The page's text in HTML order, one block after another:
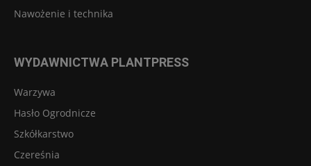
Nawożenie i technika
WYDAWNICTWA PLANTPRESS
Warzywa
Hasło Ogrodnicze
Szkółkarstwo
Czereśnia